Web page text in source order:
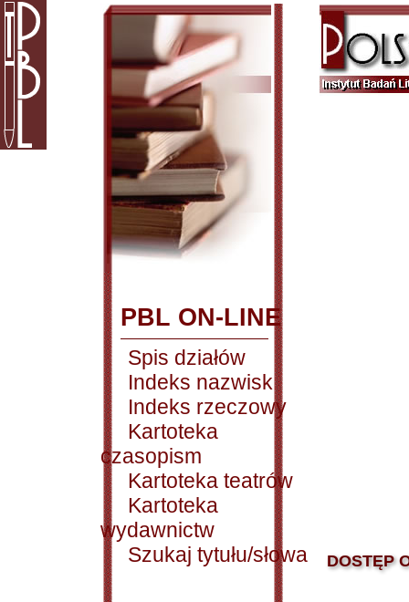
PBL ON-LINE
Spis działów
Indeks nazwisk
Indeks rzeczowy
Kartoteka
czasopism
Kartoteka teatrów
Kartoteka
wydawnictw
Szukaj tytułu/słowa
DOSTĘP